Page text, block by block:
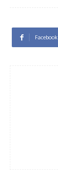
Facebook